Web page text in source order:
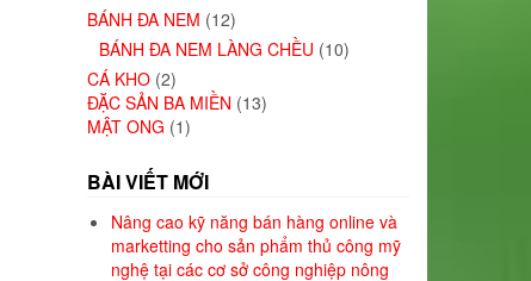
BÁNH ĐA NEM (12)
BÁNH ĐA NEM LÀNG CHỀU (10)
CÁ KHO (2)
ĐẶC SẢN BA MIỀN (13)
MẬT ONG (1)
BÀI VIẾT MỚI
Nâng cao kỹ năng bán hàng online và
marketting cho sản phẩm thủ công mỹ
nghệ tại các cơ sở công nghiệp nông